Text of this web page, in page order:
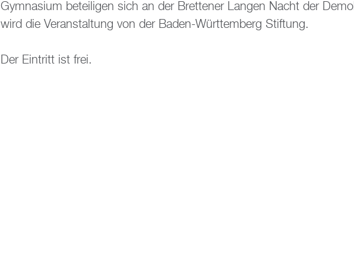
Gym­na­si­um be­tei­li­gen sich an der Brettener Lan­gen Nacht der
wird die Ver­an­stal­tung von der Baden-Würt­tem­berg Stif­tung.
Der Ein­tritt ist frei.